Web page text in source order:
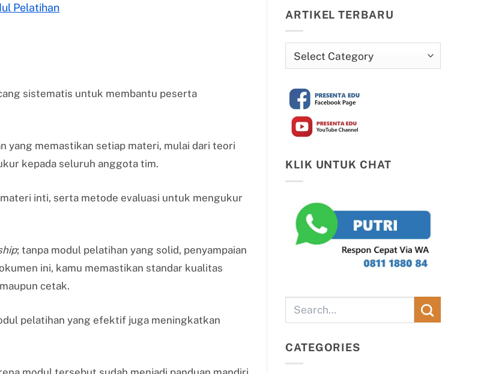
Pelatihan
sistematis untuk membantu peserta
yang memastikan setiap materi, mulai dari teori
kepada seluruh anggota tim.
inti, serta metode evaluasi untuk mengukur
; tanpa modul pelatihan yang solid, penyampaian
ini, kamu memastikan standar kualitas
cetak.
pelatihan yang efektif juga meningkatkan
ARTIKEL TERBARU
Terbaru
KLIK UNTUK CHAT
CATEGORIES